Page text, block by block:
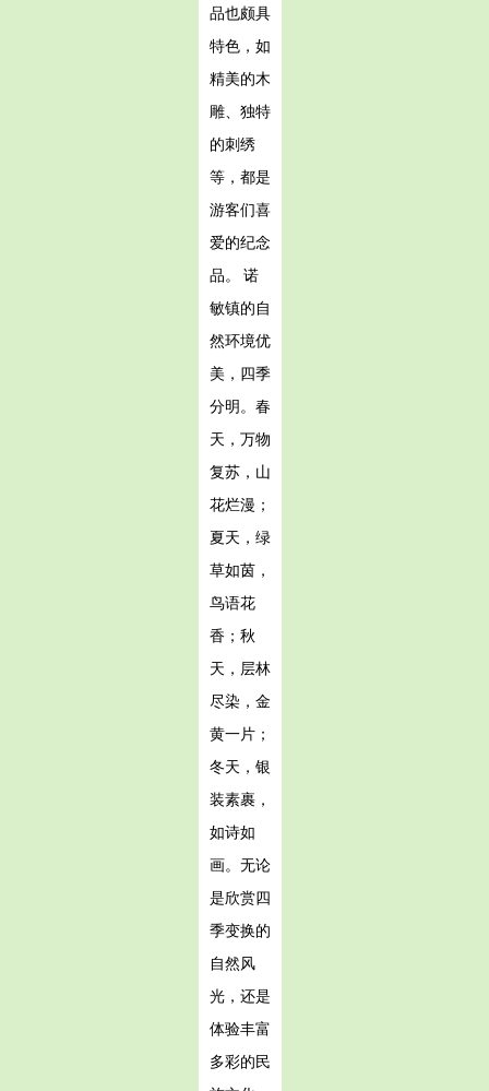
品也颇具
特色，如
精美的木
雕、独特
的刺绣
等，都是
游客们喜
爱的纪念
品。 诺
敏镇的自
然环境优
美，四季
分明。春
天，万物
复苏，山
花烂漫；
夏天，绿
草如茵，
鸟语花
香；秋
天，层林
尽染，金
黄一片；
冬天，银
装素裹，
如诗如
画。无论
是欣赏四
季变换的
自然风
光，还是
体验丰富
多彩的民